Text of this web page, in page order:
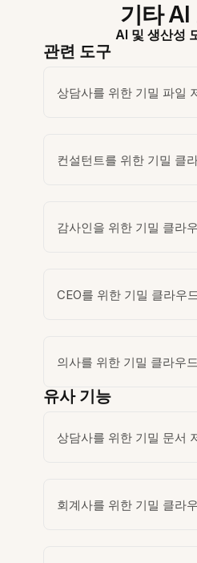
기타 AI
AI 및 생산성
관련 도구
상담사를 위한 기밀 파일
컨설턴트를 위한 기밀 클
감사인을 위한 기밀 클라
CEO를 위한 기밀 클라우
의사를 위한 기밀 클라우
유사 기능
상담사를 위한 기밀 문서
회계사를 위한 기밀 클라